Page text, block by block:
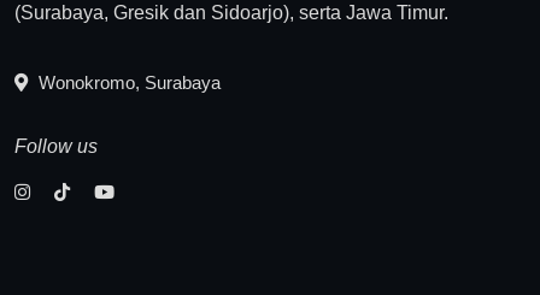
(Surabaya, Gresik dan Sidoarjo), serta Jawa Timur.
Wonokromo, Surabaya
Follow us